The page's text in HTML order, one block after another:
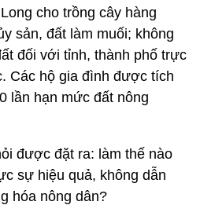
cho trồng cây hàng
sản, đất làm muối; không
đối với tỉnh, thành phố trực
Các hộ gia đình được tích
lần hạn mức đất nông
được đặt ra: làm thế nào
sự hiệu quả, không dẫn
hóa nông dân?